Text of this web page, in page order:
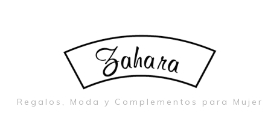
Regalos, Moda y Complementos para Mujer